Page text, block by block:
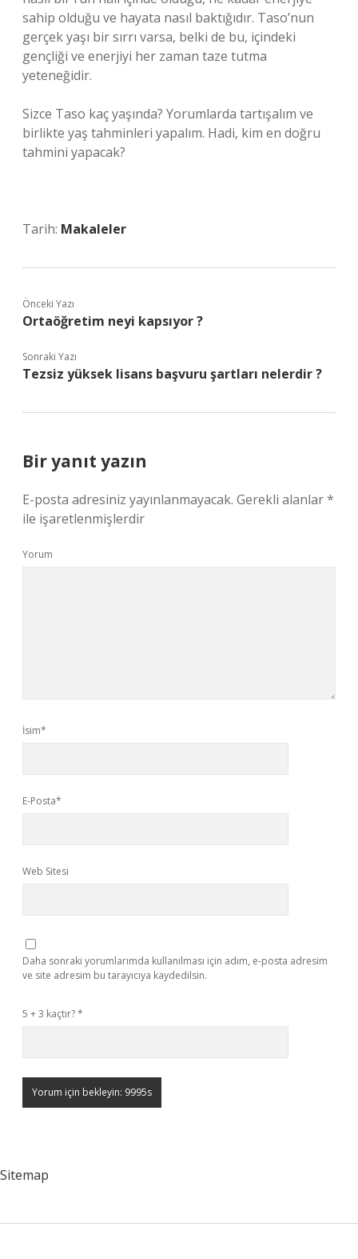
sahip olduğu ve hayata nasıl baktığıdır. Taso’nun
gerçek yaşı bir sırrı varsa, belki de bu, içindeki
gençliği ve enerjiyi her zaman taze tutma
yeteneğidir.
Sizce Taso kaç yaşında? Yorumlarda tartışalım ve
birlikte yaş tahminleri yapalım. Hadi, kim en doğru
tahmini yapacak?
Tarih: Makaleler
Önceki Yazı
Ortaöğretim neyi kapsıyor ?
Sonraki Yazı
Tezsiz yüksek lisans başvuru şartları nelerdir ?
Bir yanıt yazın
E-posta adresiniz yayınlanmayacak. Gerekli alanlar*
ile işaretlenmişlerdir
Yorum
İsim*
E-Posta*
Web Sitesi
Daha sonraki yorumlarımda kullanılması için adım, e-posta adresim
ve site adresim bu tarayıcıya kaydedilsin.
5 + 3 kaçtır?*
Sitemap